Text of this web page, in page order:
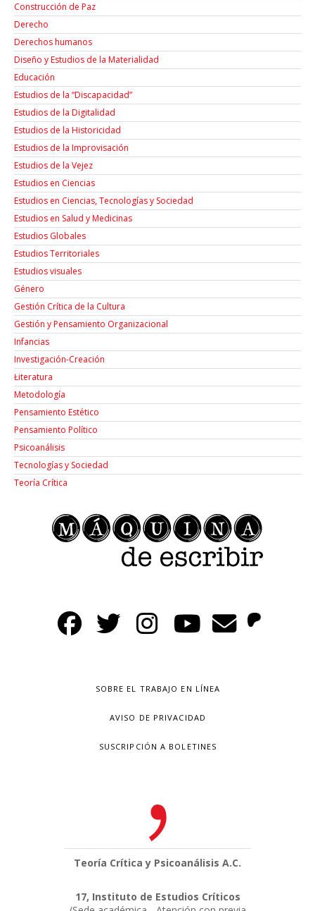
Construcción de Paz
Derecho
Derechos humanos
Diseño y Estudios de la Materialidad
Educación
Estudios de la “Discapacidad”
Estudios de la Digitalidad
Estudios de la Historicidad
Estudios de la Improvisación
Estudios de la Vejez
Estudios en Ciencias
Estudios en Ciencias, Tecnologías y Sociedad
Estudios en Salud y Medicinas
Estudios Globales
Estudios Territoriales
Estudios visuales
Género
Gestión Crítica de la Cultura
Gestión y Pensamiento Organizacional
Infancias
Investigación-Creación
Łiteratura
Metodología
Pensamiento Estético
Pensamiento Político
Psicoanálisis
Tecnologías y Sociedad
Teoría Crítica
SOBRE EL TRABAJO EN LÍNEA
AVISO DE PRIVACIDAD
SUSCRIPCIÓN A BOLETINES
Teoría Crítica y Psicoanálisis A.C.
17, Instituto de Estudios Críticos